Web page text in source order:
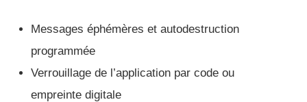
Messages éphémères et autodestruction
programmée
Verrouillage de l’application par code ou
empreinte digitale